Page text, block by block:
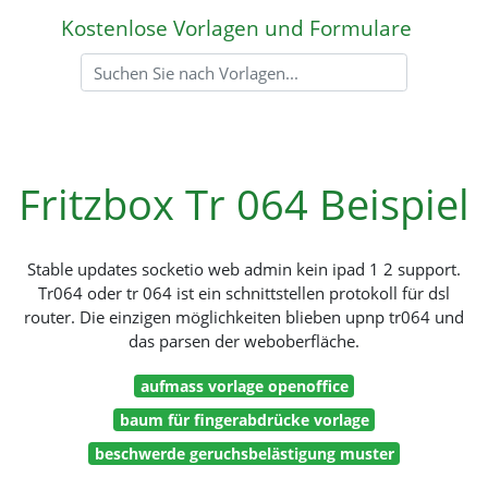
Kostenlose Vorlagen und Formulare
Fritzbox Tr 064 Beispiel
Stable updates socketio web admin kein ipad 1 2 support.
Tr064 oder tr 064 ist ein schnittstellen protokoll für dsl
router. Die einzigen möglichkeiten blieben upnp tr064 und
das parsen der weboberfläche.
aufmass vorlage openoffice
baum für fingerabdrücke vorlage
beschwerde geruchsbelästigung muster